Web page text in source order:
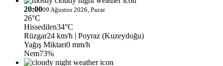
20:0009 Ağustos 2026, Pazar
26°C
Hissedilen34°C
Rüzgar24 km/h | Poyraz (Kuzeydoğu)
Yağış Miktarı0 mm/h
Nem73%